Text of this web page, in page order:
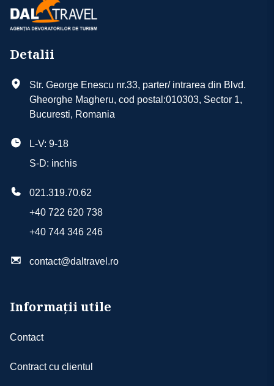
Detalii
Str. George Enescu nr.33, parter/ intrarea din Blvd.
Gheorghe Magheru, cod postal:010303, Sector 1,
Bucuresti, Romania
L-V: 9-18
S-D: inchis
021.319.70.62
+40 722 620 738
+40 744 346 246
contact@daltravel.ro
Informații utile
Contact
Contract cu clientul